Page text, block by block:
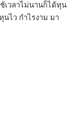
เวลาไม่นานก็ได้ทุน
ไว กำไรงาม มา